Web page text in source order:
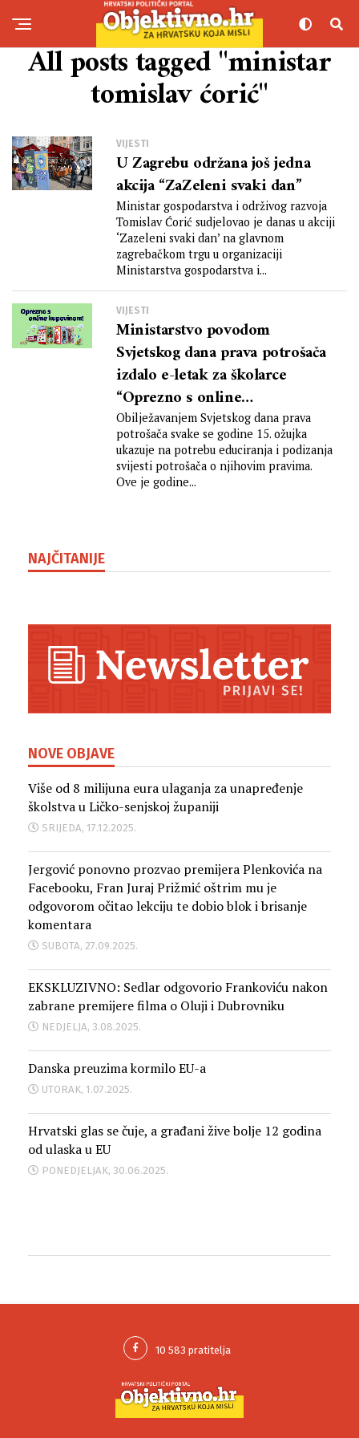
All posts tagged "ministar
tomislav ćorić"
VIJESTI
U Zagrebu održana još jedna
akcija “ZaZeleni svaki dan”
Ministar gospodarstva i održivog razvoja
Tomislav Ćorić sudjelovao je danas u akciji
‘Zazeleni svaki dan’ na glavnom
zagrebačkom trgu u organizaciji
Ministarstva gospodarstva i...
VIJESTI
Ministarstvo povodom
Svjetskog dana prava potrošača
izdalo e-letak za školarce
“Oprezno s online
kupovinom!”
Obilježavanjem Svjetskog dana prava
potrošača svake se godine 15. ožujka
ukazuje na potrebu educiranja i podizanja
svijesti potrošača o njihovim pravima.
Ove je godine...
NAJČITANIJE
NOVE OBJAVE
Više od 8 milijuna eura ulaganja za unapređenje
školstva u Ličko-senjskoj županiji
SRIJEDA, 17.12.2025.
Jergović ponovno prozvao premijera Plenkovića na
Facebooku, Fran Juraj Prižmić oštrim mu je
odgovorom očitao lekciju te dobio blok i brisanje
komentara
SUBOTA, 27.09.2025.
EKSKLUZIVNO: Sedlar odgovorio Frankoviću nakon
zabrane premijere filma o Oluji i Dubrovniku
NEDJELJA, 3.08.2025.
Danska preuzima kormilo EU-a
UTORAK, 1.07.2025.
Hrvatski glas se čuje, a građani žive bolje 12 godina
od ulaska u EU
PONEDJELJAK, 30.06.2025.